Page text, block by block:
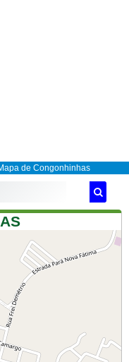
de Congonhinhas